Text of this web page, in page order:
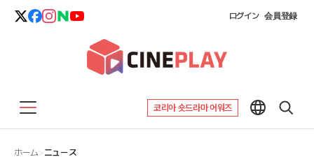
ログイン 会員登録
코리아 숏드라마 어워즈
ホーム>ニュース